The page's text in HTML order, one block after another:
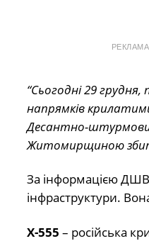
РЕКЛАМА
“Сьогодні 29
напрямків
Десантно-штурмових
Житомирщиною
За інформацією ДШВ,
інфраструктури.
Х-555 – російська